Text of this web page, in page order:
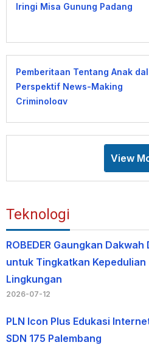
Iringi Misa Gunung Padang
Pemberitaan Tentang Anak
Perspektif News-Making
Criminology
View
Teknologi
ROBEDER Gaungkan Dakwah
untuk Tingkatkan Kepedulian
Lingkungan
2026-07-12
PLN Icon Plus Edukasi
SDN 175 Palembang